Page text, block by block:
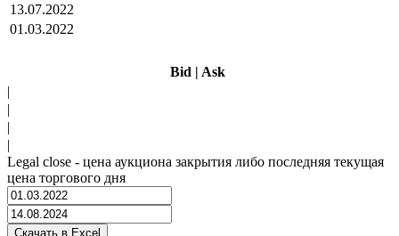
13.07.2022
01.03.2022
Bid | Ask
|
|
|
|
Legal close - цена аукциона закрытия либо последняя текущая
цена торгового дня